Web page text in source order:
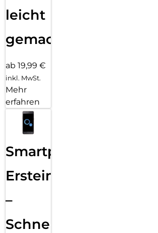
leicht
gemacht!
ab 19,99 €
inkl. MwSt.
Mehr
erfahren
Smartphone
Ersteinrichtung
–
Schnelle